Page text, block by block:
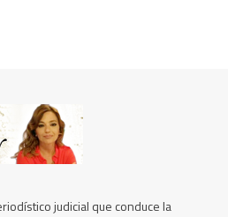
judicial que conduce la